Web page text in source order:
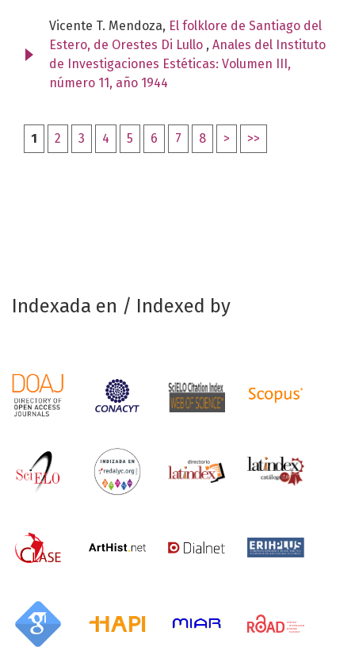
Vicente T. Mendoza, El folklore de Santiago del
Estero, de Orestes Di Lullo , Anales del Instituto
de Investigaciones Estéticas: Volumen III,
número 11, año 1944
1 2 3 4 5 6 7 8 > >>
Indexada en / Indexed by